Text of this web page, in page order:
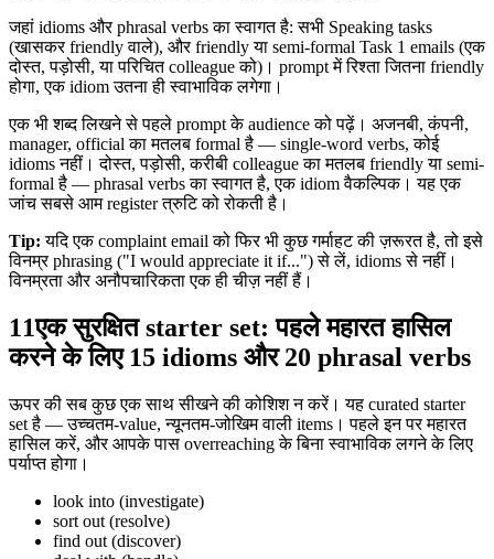
जहां idioms और phrasal verbs का स्वागत है: सभी Speaking tasks
(खासकर friendly वाले), और friendly या semi-formal Task 1 emails (एक
दोस्त, पड़ोसी, या परिचित colleague को)। prompt में रिश्ता जितना friendly
होगा, एक idiom उतना ही स्वाभाविक लगेगा।
एक भी शब्द लिखने से पहले prompt के audience को पढ़ें। अजनबी, कंपनी,
manager, official का मतलब formal है — single-word verbs, कोई
idioms नहीं। दोस्त, पड़ोसी, करीबी colleague का मतलब friendly या semi-
formal है — phrasal verbs का स्वागत है, एक idiom वैकल्पिक। यह एक
जांच सबसे आम register त्रुटि को रोकती है।
Tip: यदि एक complaint email को फिर भी कुछ गर्माहट की ज़रूरत है, तो इसे
विनम्र phrasing ("I would appreciate it if...") से लें, idioms से नहीं।
विनम्रता और अनौपचारिकता एक ही चीज़ नहीं हैं।
11एक सुरक्षित starter set: पहले महारत हासिल
करने के लिए 15 idioms और 20 phrasal verbs
ऊपर की सब कुछ एक साथ सीखने की कोशिश न करें। यह curated starter
set है — उच्चतम-value, न्यूनतम-जोखिम वाली items। पहले इन पर महारत
हासिल करें, और आपके पास overreaching के बिना स्वाभाविक लगने के लिए
पर्याप्त होगा।
look into (investigate)
sort out (resolve)
find out (discover)